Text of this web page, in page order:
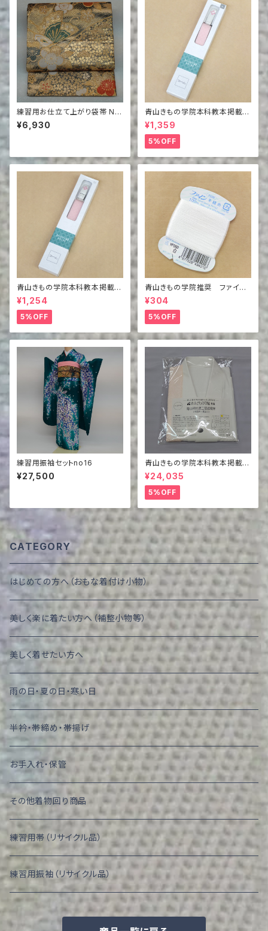
練習用お仕立て上がり袋帯 NO.
164
¥6,930
青山きもの学院本科教本掲載商
品 コーリンベルトデラックス
L
¥1,359
5%OFF
青山きもの学院本科教本掲載商
品 コーリンベルトデラックス
M
¥1,254
5%OFF
青山きもの学院推奨 ファイン
手縫糸
¥304
5%OFF
練習用振袖セットno16
¥27,500
青山きもの学院本科教本掲載商
品 バイヤス青山衿付き二部式
襦袢（半襦袢＋裾除け）
¥24,035
5%OFF
CATEGORY
はじめての方へ（おもな着付け小物）
美しく楽に着たい方へ（補整小物等）
美しく着せたい方へ
雨の日・夏の日・寒い日
半衿・帯締め・帯揚げ
お手入れ・保管
その他着物回り商品
練習用帯（リサイクル品）
練習用振袖（リサイクル品）